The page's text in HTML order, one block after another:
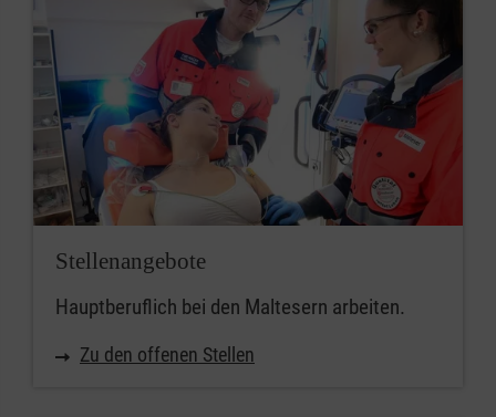
Stellenangebote
Hauptberuflich bei den Maltesern arbeiten.
Zu den offenen Stellen